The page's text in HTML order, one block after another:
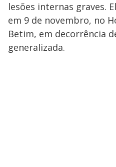
lesões internas graves.
em 9 de novembro, no
Betim, em decorrência
generalizada.